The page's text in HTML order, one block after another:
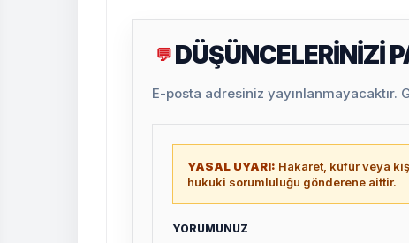
💬 DÜŞÜNCELERİNİZİ
E-posta adresiniz yayınlanmayacaktır.
YASAL UYARI: Hakaret, küfür veya
hukuki sorumluluğu gönderene aittir.
YORUMUNUZ